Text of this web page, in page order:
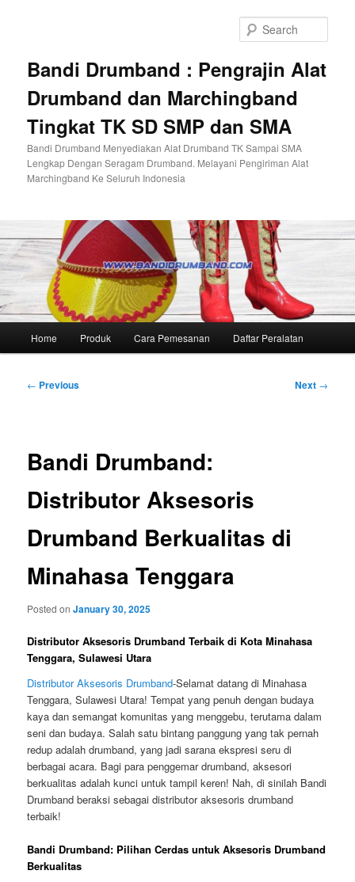
Bandi Drumband : Pengrajin Alat
Drumband dan Marchingband
Tingkat TK SD SMP dan SMA
Bandi Drumband Menyediakan Alat Drumband TK Sampai SMA
Lengkap Dengan Seragam Drumband. Melayani Pengiriman Alat
Marchingband Ke Seluruh Indonesia
Home Produk Cara Pemesanan Daftar Peralatan
Post
← Previous Next →
Bandi Drumband:
Distributor Aksesoris
Drumband Berkualitas di
Minahasa Tenggara
Posted onJanuary 30, 2025
Distributor Aksesoris Drumband Terbaik di Kota Minahasa
Tenggara, Sulawesi Utara
Distributor Aksesoris Drumband-Selamat datang di Minahasa
Tenggara, Sulawesi Utara! Tempat yang penuh dengan budaya
kaya dan semangat komunitas yang menggebu, terutama dalam
seni dan budaya. Salah satu bintang panggung yang tak pernah
redup adalah drumband, yang jadi sarana ekspresi seru di
berbagai acara. Bagi para penggemar drumband, aksesori
berkualitas adalah kunci untuk tampil keren! Nah, di sinilah Bandi
Drumband beraksi sebagai distributor aksesoris drumband
terbaik!
Bandi Drumband: Pilihan Cerdas untuk Aksesoris Drumband
Berkualitas